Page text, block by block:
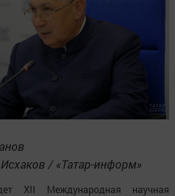
/ «Татар-информ»
XII Международная научная